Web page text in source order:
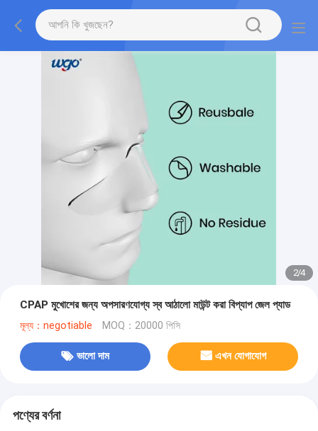
2/4
CPAP মুখোশের জন্য অপসারণযোগ্য স্ব আঠালো মাউন্ট করা বিপ্যাপ জেল প্যাড
মূল্য：negotiable MOQ：20000 পিসি
ভালো দাম এখন যোগাযোগ
পণ্যের বর্ণনা